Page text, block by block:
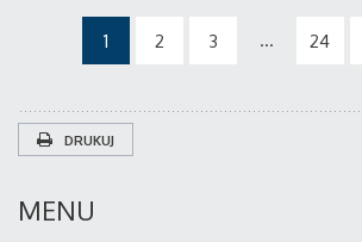
1 2 3 ... 24
DRUKUJ
MENU